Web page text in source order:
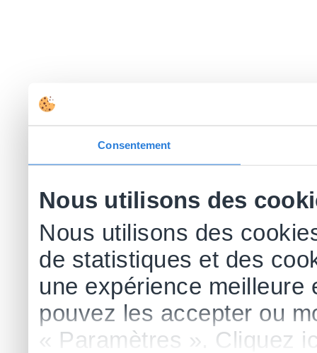
Consentement
Nous utilisons des
Nous utilisons des
de statistiques et des
une expérience meilleure
pouvez les accepter ou
« Paramètres ». Cliquez